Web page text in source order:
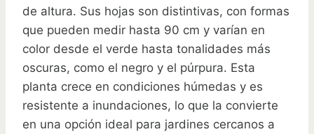
de altura. Sus hojas son distintivas, con formas
que pueden medir hasta 90 cm y varían en
color desde el verde hasta tonalidades más
oscuras, como el negro y el púrpura. Esta
planta crece en condiciones húmedas y es
resistente a inundaciones, lo que la convierte
en una opción ideal para jardines cercanos a